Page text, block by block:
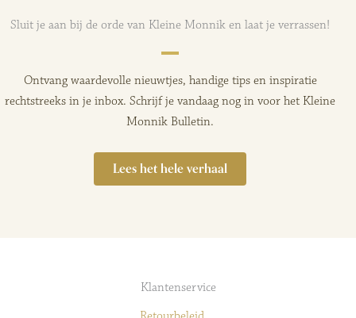
Sluit je aan bij de orde van Kleine Monnik en laat je verrassen!
Ontvang waardevolle nieuwtjes, handige tips en inspiratie
rechtstreeks in je inbox. Schrijf je vandaag nog in voor het Kleine
Monnik Bulletin.
Lees het hele verhaal
Klantenservice